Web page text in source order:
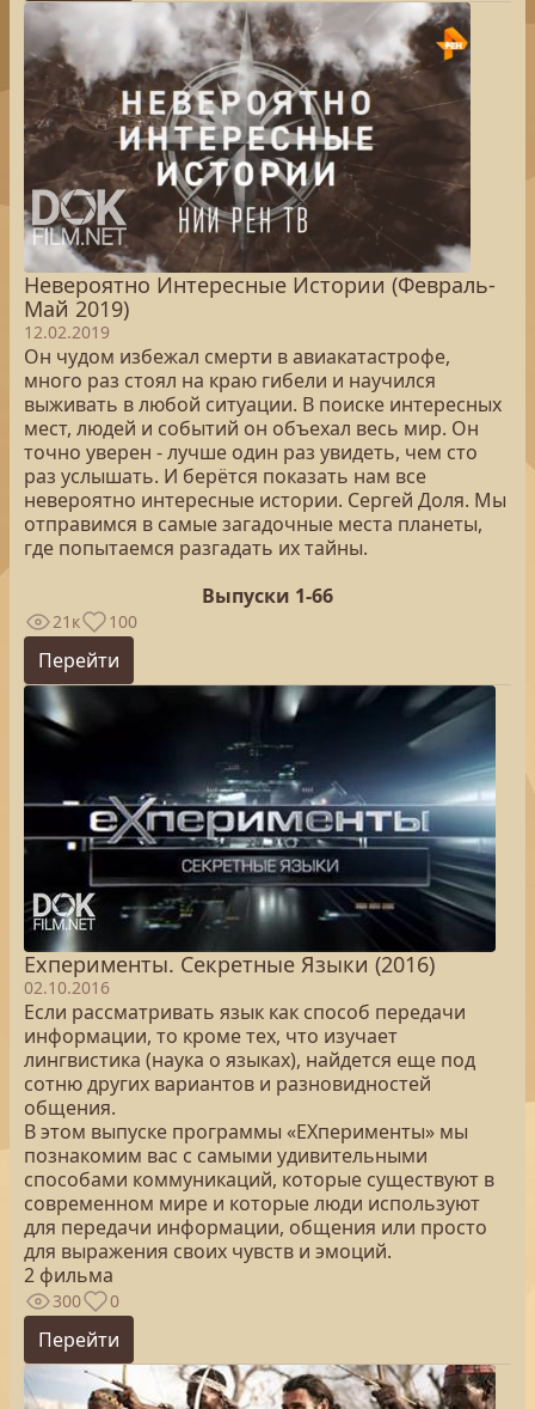
Невероятно Интересные Истории (Февраль-
Май 2019)
12.02.2019
Он чудом избежал смерти в авиакатастрофе,
много раз стоял на краю гибели и научился
выживать в любой ситуации. В поиске интересных
мест, людей и событий он объехал весь мир. Он
точно уверен - лучше один раз увидеть, чем сто
раз услышать. И берётся показать нам все
невероятно интересные истории. Сергей Доля. Мы
отправимся в самые загадочные места планеты,
где попытаемся разгадать их тайны.
Выпуски 1-66
21к 100
Перейти
Exперименты. Секретные Языки (2016)
02.10.2016
Если рассматривать язык как способ передачи
информации, то кроме тех, что изучает
лингвистика (наука о языках), найдется еще под
сотню других вариантов и разновидностей
общения.
В этом выпуске программы «ЕХперименты» мы
познакомим вас с самыми удивительными
способами коммуникаций, которые существуют в
современном мире и которые люди используют
для передачи информации, общения или просто
для выражения своих чувств и эмоций.
2 фильма
300 0
Перейти